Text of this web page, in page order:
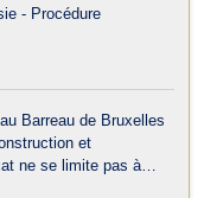
- Procédure
Barreau de Bruxelles
et
ne se limite pas à